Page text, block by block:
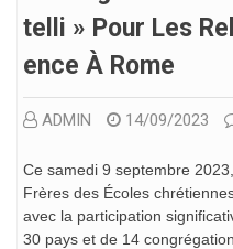
Telli » Pour Les
Ence À Rome
ADMIN 14/09/2023
Ce samedi 9 septembre
Frères des Écoles
avec la participation
30 pays et de 14